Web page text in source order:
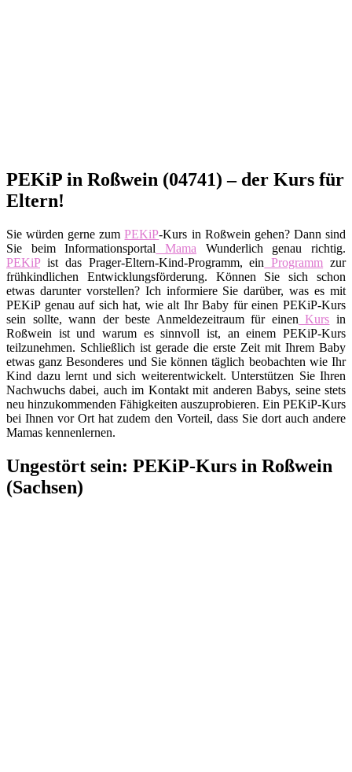
PEKiP in Roßwein (04741) – der Kurs für
Eltern!
Sie würden gerne zumPEKiP-Kurs in Roßwein gehen? Dann sind
Sie beim Informationsportal Mama Wunderlich genau richtig.
PEKiPist das Prager-Eltern-Kind-Programm, ein Programm zur
frühkindlichen Entwicklungsförderung. Können Sie sich schon
etwas darunter vorstellen? Ich informiere Sie darüber, was es mit
PEKiP genau auf sich hat, wie alt Ihr Baby für einen PEKiP-Kurs
sein sollte, wann der beste Anmeldezeitraum für einen Kurs in
Roßwein ist und warum es sinnvoll ist, an einem PEKiP-Kurs
teilzunehmen. Schließlich ist gerade die erste Zeit mit Ihrem Baby
etwas ganz Besonderes und Sie können täglich beobachten wie Ihr
Kind dazu lernt und sich weiterentwickelt. Unterstützen Sie Ihren
Nachwuchs dabei, auch im Kontakt mit anderen Babys, seine stets
neu hinzukommenden Fähigkeiten auszuprobieren. Ein PEKiP-Kurs
bei Ihnen vor Ort hat zudem den Vorteil, dass Sie dort auch andere
Mamas kennenlernen.
Ungestört sein: PEKiP-Kurs in Roßwein
(Sachsen)